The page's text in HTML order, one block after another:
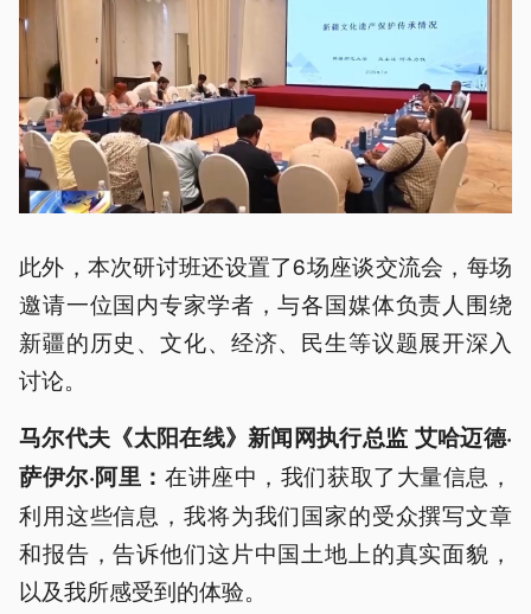
此外，本次研讨班还设置了6场座谈交流会，每场
邀请一位国内专家学者，与各国媒体负责人围绕
新疆的历史、文化、经济、民生等议题展开深入
讨论。
马尔代夫《太阳在线》新闻网执行总监 艾哈迈德·
萨伊尔·阿里： 在讲座中，我们获取了大量信息，
利用这些信息，我将为我们国家的受众撰写文章
和报告，告诉他们这片中国土地上的真实面貌，
以及我所感受到的体验。